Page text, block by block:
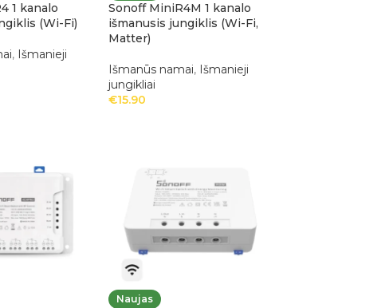
1 kanalo
(Wi-Fi)
, Išmanieji
Sonoff MiniR4M 1 kanalo
išmanusis jungiklis (Wi-Fi,
Matter)
Išmanūs namai, Išmanieji
jungikliai
€15.90
Naujas